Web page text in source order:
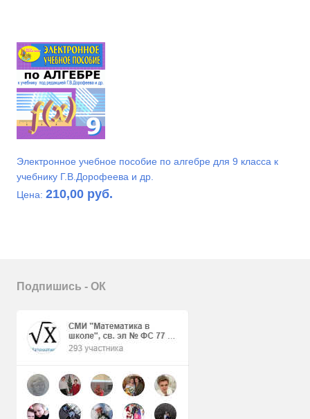
Электронное учебное пособие по алгебре для 9 класса к
учебнику Г.В.Дорофеева и др.
Цена: 210,00 руб.
Подпишись - ОК